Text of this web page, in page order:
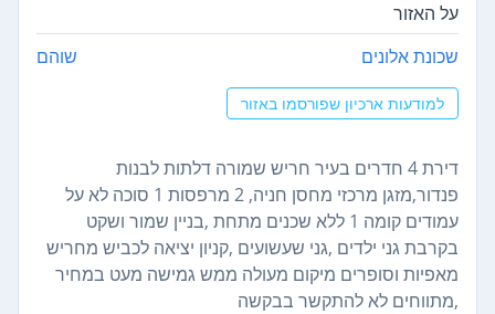
על האזור
שכונת אלונים שוהם
למודעות ארכיון שפורסמו באזור
דירת 4 חדרים בעיר חריש שמורה דלתות לבנות
פנדור,מזגן מרכזי מחסן חניה, 2 מרפסות 1 סוכה לא על
עמודים קומה 1 ללא שכנים מתחת ,בניין שמור ושקט
בקרבת גני ילדים ,גני שעשועים ,קניון יציאה לכביש מחריש
מאפיות וסופרים מיקום מעולה ממש גמישה מעט במחיר
,מתווחים לא להתקשר בבקשה